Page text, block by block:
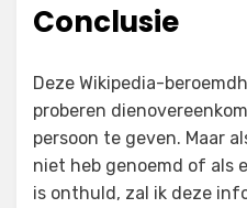
Conclusie
Deze Wikipedia-
proberen
persoon te geven. Maar
niet heb genoemd of als
is onthuld, zal ik deze